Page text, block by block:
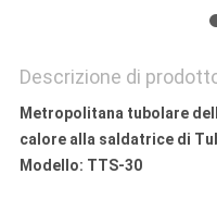
Descrizione di
Metropolitana tubolare
calore alla saldatrice di
Modello: TTS-30